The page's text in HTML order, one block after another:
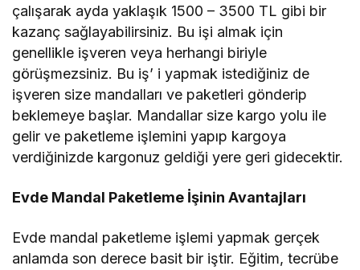
çalışarak ayda yaklaşık 1500 – 3500 TL gibi bir
kazanç sağlayabilirsiniz. Bu işi almak için
genellikle işveren veya herhangi biriyle
görüşmezsiniz. Bu iş’ i yapmak istediğiniz de
işveren size mandalları ve paketleri gönderip
beklemeye başlar. Mandallar size kargo yolu ile
gelir ve paketleme işlemini yapıp kargoya
verdiğinizde kargonuz geldiği yere geri gidecektir.
Evde Mandal Paketleme İşinin Avantajları
Evde mandal paketleme işlemi yapmak gerçek
anlamda son derece basit bir iştir. Eğitim, tecrübe